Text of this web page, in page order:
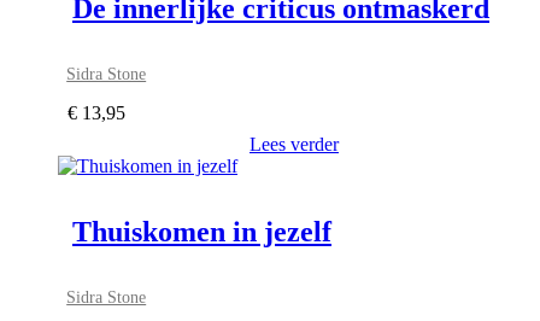
De innerlijke criticus ontmaskerd
Sidra Stone
€ 13,95
Lees verder
Thuiskomen in jezelf
Sidra Stone